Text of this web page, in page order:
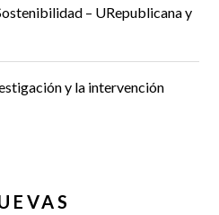
– URepublicana y
y la intervención